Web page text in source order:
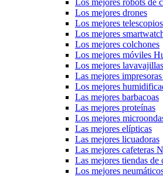
Los mejores robots de
Los mejores drones
Los mejores telescopios
Los mejores
Los mejores colchones
Los mejores móviles
Los mejores lavavajillas
Las mejores
Los mejores
Las mejores barbacoas
Las mejores proteínas
Los mejores
Las mejores elípticas
Las mejores licuadoras
Las mejores cafeteras
Las mejores tiendas de
Los mejores